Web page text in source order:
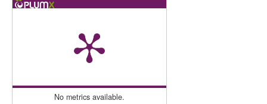
No metrics available.